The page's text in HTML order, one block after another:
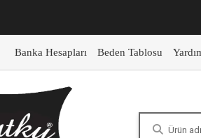
Banka Hesapları Beden Tablosu